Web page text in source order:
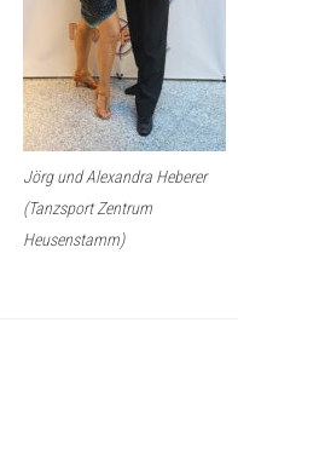
Jörg und Alexandra Heberer
(Tanzsport Zentrum
Heusenstamm)